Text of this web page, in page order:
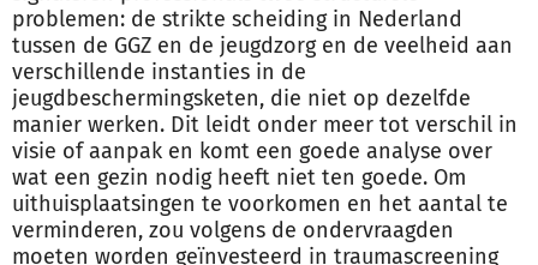
problemen: de strikte scheiding in Nederland
tussen de GGZ en de jeugdzorg en de veelheid aan
verschillende instanties in de
jeugdbeschermingsketen, die niet op dezelfde
manier werken. Dit leidt onder meer tot verschil in
visie of aanpak en komt een goede analyse over
wat een gezin nodig heeft niet ten goede. Om
uithuisplaatsingen te voorkomen en het aantal te
verminderen, zou volgens de ondervraagden
moeten worden geïnvesteerd in traumascreening